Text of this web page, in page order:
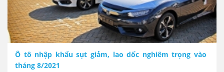
Ô tô nhập khẩu sụt giảm, lao dốc nghiêm trọng vào
tháng 8/2021